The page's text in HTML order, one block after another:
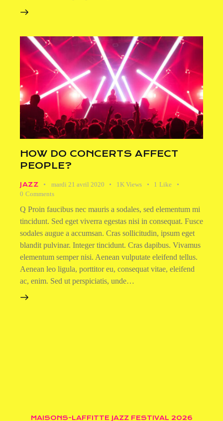
HOW DO CONCERTS AFFECT
PEOPLE?
JAZZ mardi 21 avril 2020 1K Views 1 Like
0 Comments
Q Proin faucibus nec mauris a sodales, sed elementum mi
tincidunt. Sed eget viverra egestas nisi in consequat. Fusce
sodales augue a accumsan. Cras sollicitudin, ipsum eget
blandit pulvinar. Integer tincidunt. Cras dapibus. Vivamus
elementum semper nisi. Aenean vulputate eleifend tellus.
Aenean leo ligula, porttitor eu, consequat vitae, eleifend
ac, enim. Sed ut perspiciatis, unde…
MAISONS-LAFFITTE JAZZ FESTIVAL 2026